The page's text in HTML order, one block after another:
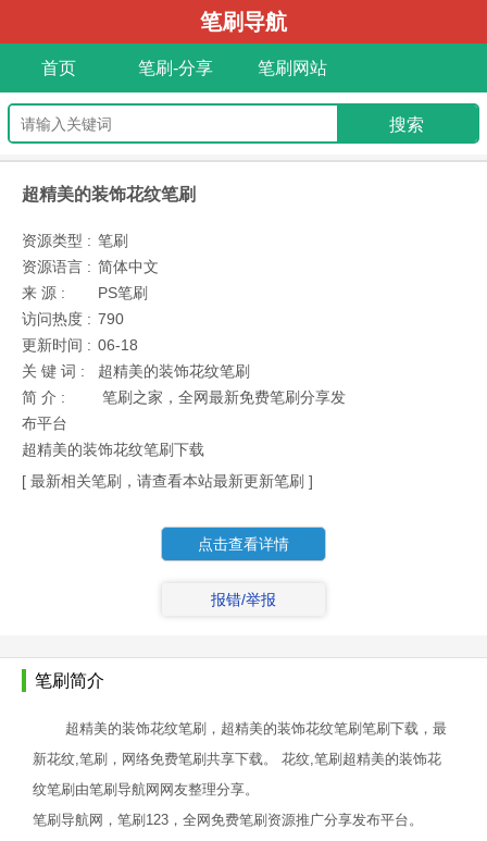
笔刷导航
首页 笔刷-分享 笔刷网站
超精美的装饰花纹笔刷
资源类型 : 笔刷
资源语言 : 简体中文
来 源 :
PS笔刷
访问热度 : 790
更新时间 : 06-18
关 键 词 :
超精美的装饰花纹笔刷
简 介 :
笔刷之家，全网最新免费笔刷分享发
布平台
超精美的装饰花纹笔刷下载
[ 最新相关笔刷，请查看本站最新更新笔刷 ]
点击查看详情
报错/举报
笔刷简介
超精美的装饰花纹笔刷，超精美的装饰花纹笔刷笔刷下载，最
新花纹,笔刷，网络免费笔刷共享下载。 花纹,笔刷超精美的装饰花
纹笔刷由笔刷导航网网友整理分享。
笔刷导航网，笔刷123，全网免费笔刷资源推广分享发布平台。